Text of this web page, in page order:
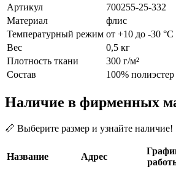
Артикул
700255-25-332
Материал
флис
Температурный режим от +10 до -30 °С
Вес
0,5 кг
Плотность ткани
300 г/м²
Состав
100% полиэстер
Наличие в фирменных
📏 Выберите размер и узнайте наличие!
Название Адрес